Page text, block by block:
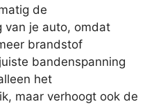
de
van je auto, omdat
brandstof
bandenspanning
het
maar verhoogt ook de